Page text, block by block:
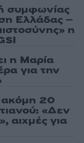
συμφωνίας
Ελλάδας –
η
η Μαρία
για την
ακόμη 20
«Δεν
αιχμές για